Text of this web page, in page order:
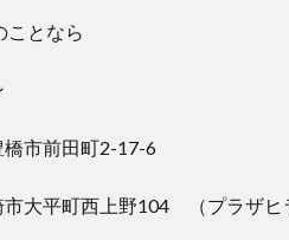
ことなら
市前田町2-17-6
大平町西上野104 （プラザヒ